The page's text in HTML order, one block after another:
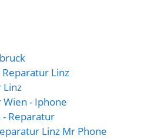
Linz
Linz
- Iphone
Reparatur
Linz Mr Phone